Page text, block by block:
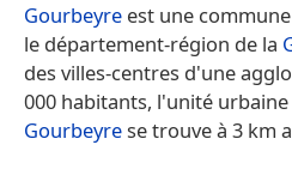
Gourbeyre est une
le département-région de la
des villes-centres d'une
000 habitants, l'unité urbaine
Gourbeyrese trouve à 3 km